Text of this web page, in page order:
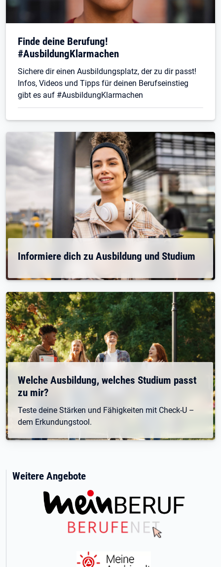
Finde deine Berufung!
#AusbildungKlarmachen
Sichere dir einen Ausbildungsplatz, der zu dir passt!
Infos, Videos und Tipps für deinen Berufseinstieg
gibt es auf #AusbildungKlarmachen
Informiere dich zu Ausbildung und Studium
Welche Ausbildung, welches Studium passt
zu mir?
Teste deine Stärken und Fähigkeiten mit Check-U –
dem Erkundungstool.
Weitere Angebote